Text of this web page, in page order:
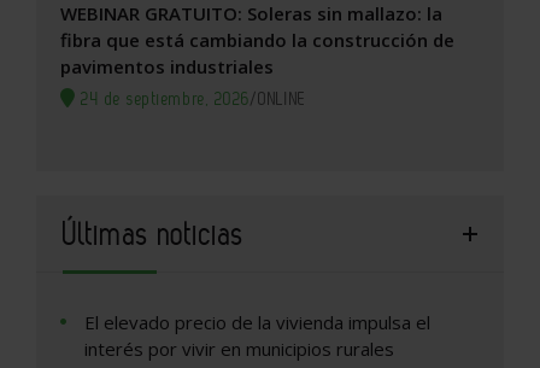
WEBINAR GRATUITO: Soleras sin mallazo: la
fibra que está cambiando la construcción de
pavimentos industriales
24 de septiembre, 2026/ONLINE
Últimas noticias
El elevado precio de la vivienda impulsa el
interés por vivir en municipios rurales